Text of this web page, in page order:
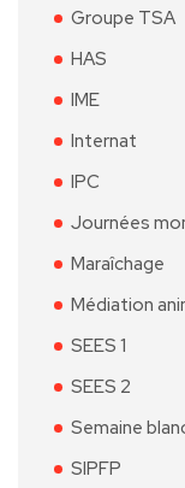
Groupe TSA
HAS
IME
Internat
IPC
Journées
Maraîchage
Médiation
SEES 1
SEES 2
Semaine
SIPFP